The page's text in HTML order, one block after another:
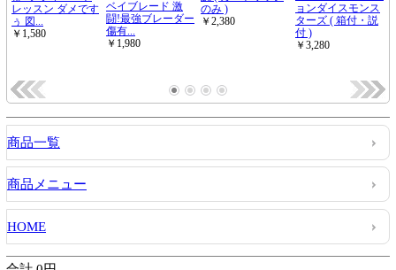
商品一覧
商品メニュー
HOME